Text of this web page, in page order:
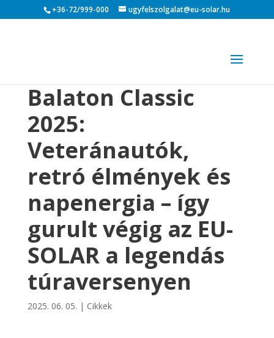
+36-72/999-000 ugyfelszolgalat@eu-solar.hu
Balaton Classic
2025:
Veteránautók,
retró élmények és
napenergia – így
gurult végig az EU-
SOLAR a legendás
túraversenyen
2025. 06. 05. | Cikkek